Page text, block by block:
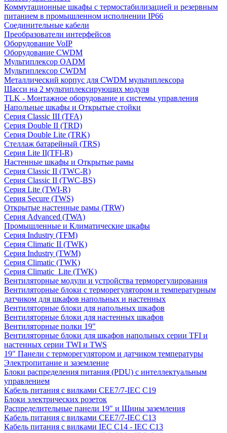
Коммутационные шкафы с термостабилизацией и резервным
питанием в промышленном исполнении IP66
Соединительные кабели
Преобразователи интерфейсов
Оборудование VoIP
Оборудование CWDM
Мультиплекcор OADM
Мультиплексор CWDM
Металлический корпус для CWDM мультиплексора
Шасси на 2 мультиплексирующих модуля
TLK - Монтажное оборудование и системы управления
Напольные шкафы и Открытые стойки
Серия Classic III (TFA)
Серия Double II (TRD)
Серия Double Lite (TRK)
Стеллаж батарейный (TRS)
Серия Lite II(TFI-R)
Настенные шкафы и Открытые рамы
Серия Classic II (TWC-R)
Серия Classic II (TWC-BS)
Серия Lite (TWI-R)
Серия Secure (TWS)
Открытые настенные рамы (TRW)
Серия Advanced (TWA)
Промышленные и Климатические шкафы
Серия Industry (TFM)
Серия Climatic II (TWK)
Серия Industry (TWM)
Серия Climatic (TWK)
Серия Climatic_Lite (TWK)
Вентиляторные модули и устройства терморегулирования
Вентиляторные блоки с терморегулятором и температурным
датчиком для шкафов напольных и настенных
Вентиляторные блоки для напольных шкафов
Вентиляторные блоки для настенных шкафов
Вентиляторные полки 19"
Вентиляторные блоки для шкафов напольных серии TFI и
настенных серии TWI и TWS
19" Панели с терморегулятором и датчиком температуры
Электропитание и заземление
Блоки распределения питания (PDU) с интеллектуальным
управлением
Кабель питания с вилками CEE7/7-IEC C19
Блоки электрических розеток
Распределительные панели 19" и Шины заземления
Кабель питания с вилками CEE7/7-IEC C13
Кабель питания с вилками IEC C14 - IEC C13